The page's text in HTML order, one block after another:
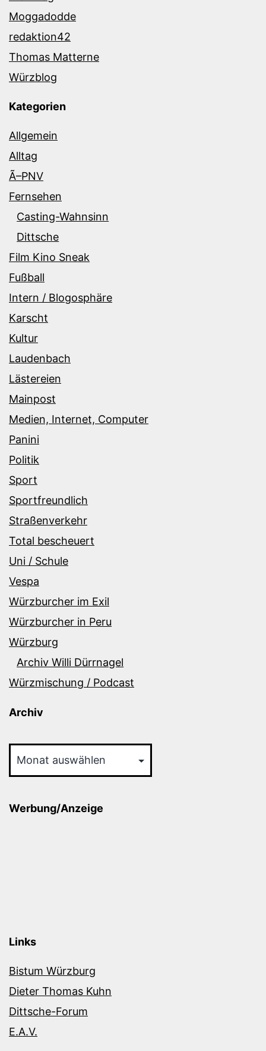
Moggadodde
redaktion42
Thomas Matterne
Würzblog
Kategorien
Allgemein
Alltag
Ã–PNV
Fernsehen
Casting-Wahnsinn
Dittsche
Film Kino Sneak
Fußball
Intern / Blogosphäre
Karscht
Kultur
Laudenbach
Lästereien
Mainpost
Medien, Internet, Computer
Panini
Politik
Sport
Sportfreundlich
Straßenverkehr
Total bescheuert
Uni / Schule
Vespa
Würzburcher im Exil
Würzburcher in Peru
Würzburg
Archiv Willi Dürrnagel
Würzmischung / Podcast
Archiv
Werbung/Anzeige
Links
Bistum Würzburg
Dieter Thomas Kuhn
Dittsche-Forum
E.A.V.